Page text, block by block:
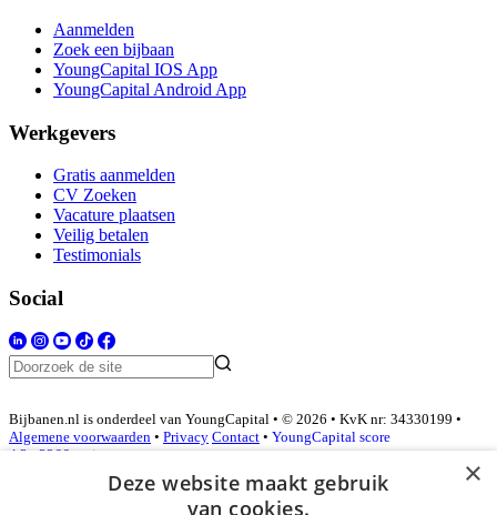
Aanmelden
Zoek een bijbaan
YoungCapital IOS App
YoungCapital Android App
Werkgevers
Gratis aanmelden
CV Zoeken
Vacature plaatsen
Veilig betalen
Testimonials
Social
Bijbanen.nl is onderdeel van YoungCapital • © 2026 • KvK nr: 34330199 •
Algemene voorwaarden • Privacy Contact • YoungCapital score
4.3 - 3366 reviews
×
Deze website maakt gebruik
van cookies.